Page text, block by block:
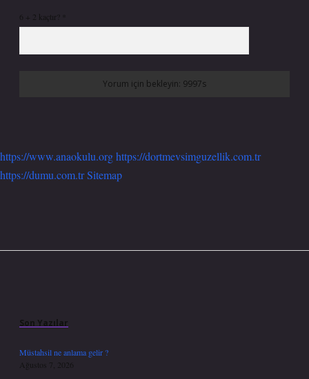
6 + 2 kaçtır?
https://www.anaokulu.orghttps://dortmevsimguzellik.com.tr
https://dumu.com.trSitemap
Son Yazılar
Müstahsil ne anlama gelir ?
Ağustos 7, 2026